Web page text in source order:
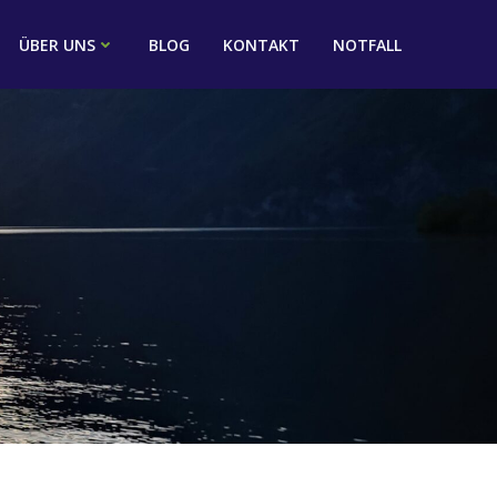
ÜBER UNS BLOG KONTAKT NOTFALL